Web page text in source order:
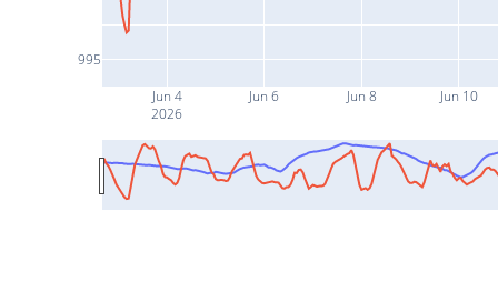
Jun 4
2026
Jun 6 Jun 8 Jun 10
995